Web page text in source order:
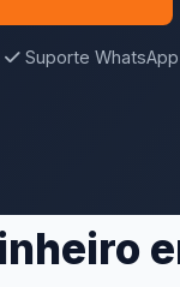
Suporte WhatsApp